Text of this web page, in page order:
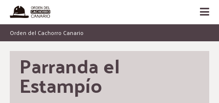
Orden del Cachorro Canario
Parranda el
Estampío